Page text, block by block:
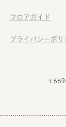
フロアガイド
プライバシーポリ
〒